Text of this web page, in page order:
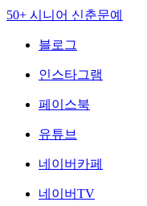
50+ 시니어 신춘문예
블로그
인스타그램
페이스북
유튜브
네이버카페
네이버TV